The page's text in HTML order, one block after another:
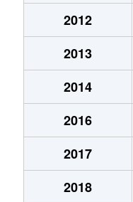
2012
2013
2014
2016
2017
2018